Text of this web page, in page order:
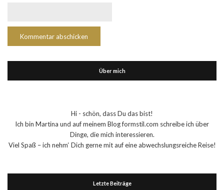
Über mich
Hi - schön, dass Du das bist!
Ich bin Martina und auf meinem Blog formstil.com schreibe ich über
Dinge, die mich interessieren.
Viel Spaß – ich nehm‘ Dich gerne mit auf eine abwechslungsreiche Reise!
Letzte Beiträge